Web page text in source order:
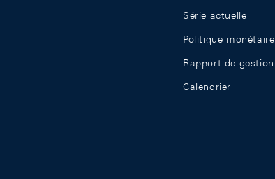
Série actuelle
Politique monétaire
Rapport de gestion
Calendrier